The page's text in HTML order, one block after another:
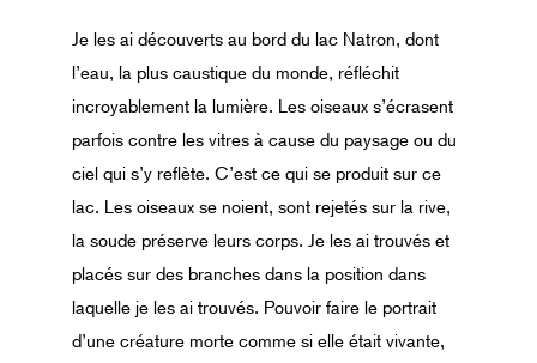
Je les ai découverts au bord du lac Natron, dont
l’eau, la plus caustique du monde, réfléchit
incroyablement la lumière. Les oiseaux s’écrasent
parfois contre les vitres à cause du paysage ou du
ciel qui s’y reflète. C’est ce qui se produit sur ce
lac. Les oiseaux se noient, sont rejetés sur la rive,
la soude préserve leurs corps. Je les ai trouvés et
placés sur des branches dans la position dans
laquelle je les ai trouvés. Pouvoir faire le portrait
d’une créature morte comme si elle était vivante,